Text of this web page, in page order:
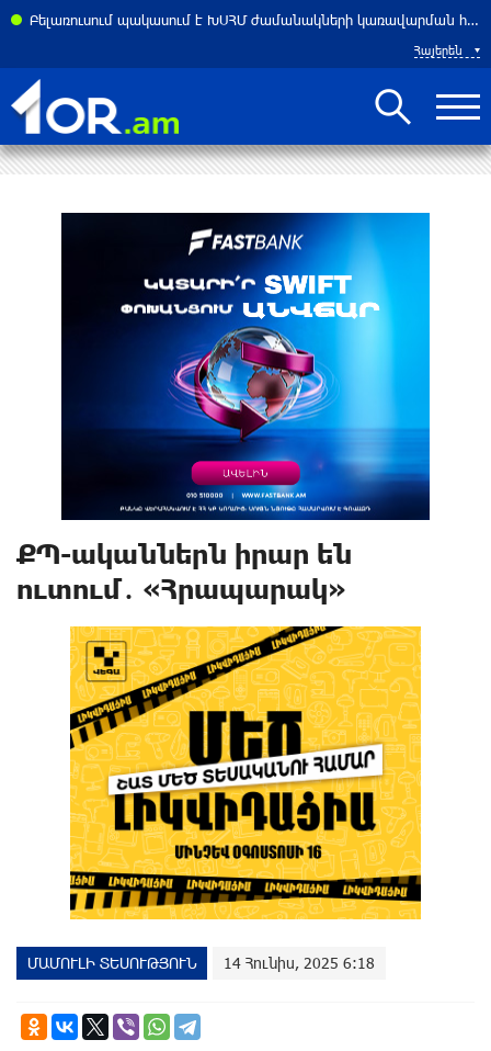
Բելառուսում պակասում է ԽՍՀՄ ժամանակների կառավարման համակարգը․ Լուկաշենկո
Հայերեն
ՔՊ-ականներն իրար են
ուտում․ «Հրապարակ»
ՄԱՄՈՒԼԻ ՏԵՍՈՒԹՅՈՒՆ 14 Հունիս, 2025 6:18